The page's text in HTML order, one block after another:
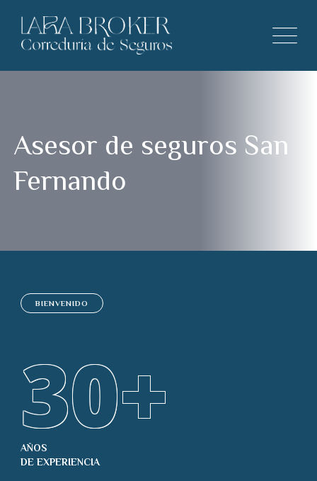
Asesor de seguros San
Fernando
BIENVENIDO
30+
AÑOS
DE EXPERIENCIA